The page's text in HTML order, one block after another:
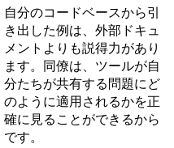
自分のコードベースから引
き出した例は、外部ドキュ
メントよりも説得力があり
ます。同僚は、ツールが自
分たちが共有する問題にど
のように適用されるかを正
確に見ることができるから
です。